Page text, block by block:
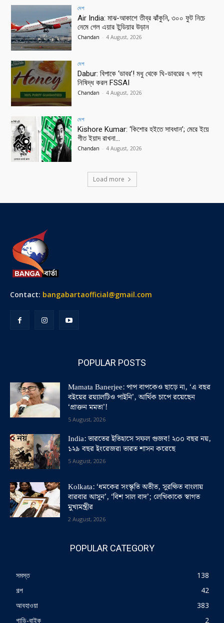
দেশ
Air India: মাঝ-আকাশে তীব্র ঝাঁকুনি, ৩০০ ফুট নিচে
নেমে গেল এয়ার ইন্ডিয়ার উড়ান
Chandan - 4 August, 2026
দেশ
Dabur: বিপাকে ‘ডাবর’! মধু থেকে ঘি-ডাবরের ৭ পণ্য
নিষিদ্ধ করল FSSAI
Chandan - 4 August, 2026
দেশ
Kishore Kumar: ‘কিশোর হইতে সাবধান’; মেরে ইয়ে
গীত ইয়াদ রাখনা…
Chandan - 4 August, 2026
Load more
Contact: bangabartaofficial@gmail.com
POPULAR POSTS
Mamata Banerjee: পাপ বাপকেও ছাড়ে না, ‘এ বছর
বইয়ের রয়্যালটিও পাইনি’, আর্থিক চাপে রয়েছেন
‘প্রাক্তন মমতা’!
5 August, 2026
India: ভারতের ইতিহাসে সফল গুজব! ২০০ বছর নয়,
১২৯ বছর ইংরেজরা ভারত শাসন করেছে
5 August, 2026
Kolkata: ‘ধমকের সংস্কৃতি অতীত, সুরক্ষিত বাংলায়
বারবার আসুন’, ‘বিশ সাল বাদ’; লেখিকাকে স্বাগত
মুখ্যমন্ত্রীর
2 August, 2026
POPULAR CATEGORY
সমস্ত
138
গল্প
42
আবহাওয়া
383
গাড়ি-বাইক
2